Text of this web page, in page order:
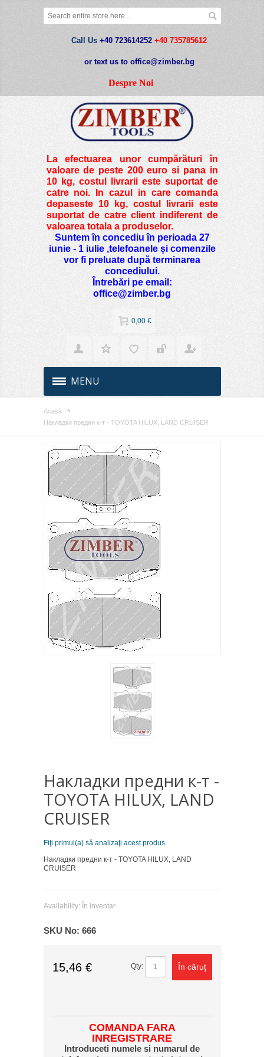
Call Us +40 723614252 +40 735785612
or text us to office@zimber.bg
Despre Noi
La efectuarea unor cumpărături în
valoare de peste200 euro si pana in
10 kg, costul livrarii este suportat de
catre noi. In cazul in care comanda
depaseste 10 kg, costul livrarii este
suportat de catre client indiferent de
valoarea totala a produselor.
Suntem în concediu în perioada 27
iunie - 1 iulie ,telefoanele și comenzile
vor fi preluate după terminarea
concediului.
Întrebări pe email:
office@zimber.bg
0,00 €
MENU
Acasă
Накладки предни к-т - TOYOTA HILUX, LAND CRUISER
Накладки предни к-т -
TOYOTA HILUX, LAND
CRUISER
Fiţi primul(a) să analizaţi acest produs
Накладки предни к-т - TOYOTA HILUX, LAND
CRUISER
Availability: În inventar
SKU No: 666
15,46 € Qty: În căruţ
COMANDA FARA
INREGISTRARE
Introduceti numele si numarul de